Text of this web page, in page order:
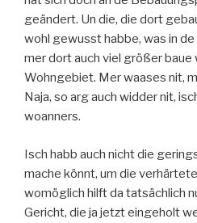
geändert. Un die, die dort
wohl gewusst habbe, was in
mer dort auch viel größer baue
Wohngebiet. Mer waases nit,
Naja, so arg auch widder nit,
woanners.
Isch habb auch nicht die
mache könnt, um die
womöglich hilft da tatsächlich
Gericht, die ja jetzt eingeholt